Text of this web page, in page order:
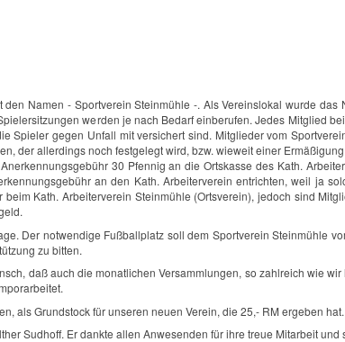
Namen - Sportverein Steinmühle -. Als Vereinslokal wurde
werden je nach Bedarf einberufen. Jedes Mitglied
Spieler gegen Unfall mit versichert sind. Mitglieder vom
der allerdings noch festgelegt wird, bzw. wieweit einer
30 Pfennig an die Ortskasse des Kath.
an den Kath. Arbeiterverein entrichten, weil ja
Kath. Arbeiterverein Steinmühle (Ortsverein), jedoch sind
Der notwendige Fußballplatz soll dem Sportverein Steinmühle
zu bitten.
daß auch die monatlichen Versammlungen, so zahlreich wie
als Grundstock für unseren neuen Verein, die 25,- RM ergeben hat.
Sudhoff. Er dankte allen Anwesenden für ihre treue Mitarbeit